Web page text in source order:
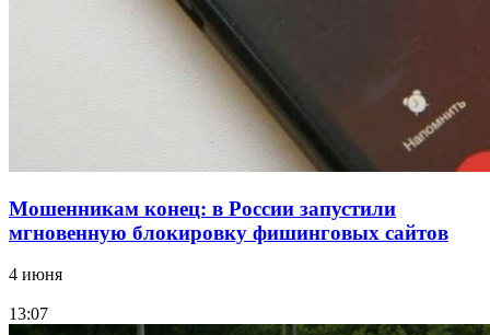
заключены контракты на 3,6 млн долларов
Мошенникам конец: в России запустили
мгновенную блокировку фишинговых сайтов
4 июня
13:07